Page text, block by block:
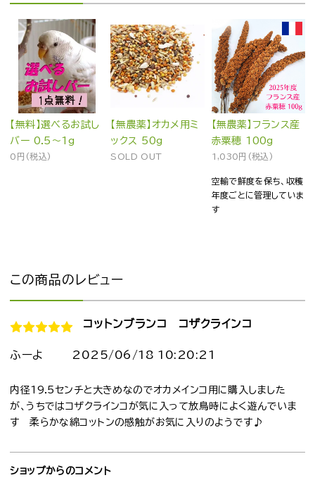
【無料】選べるお試し
バー 0.5～1g
0円(税込)
【無農薬】オカメ用ミ
ックス 50g
SOLD OUT
【無農薬】フランス産
赤粟穂 100g
1,030円(税込)
空輸で鮮度を保ち、収穫
年度ごとに管理していま
す
この商品のレビュー
コットンブランコ コザクラインコ
ふーよ 2025/06/18 10:20:21
内径19.5センチと大きめなのでオカメインコ用に購入しました
が、うちではコザクラインコが気に入って放鳥時によく遊んでいま
す 柔らかな綿コットンの感触がお気に入りのようです♪
ショップからのコメント